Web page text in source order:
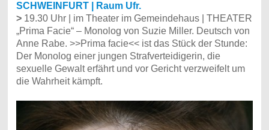
SCHWEINFURT | Raum Ufr.
> 19.30 Uhr | im Theater im Gemeindehaus | THEATER
„Prima Facie“ – Monolog von Suzie Miller. Deutsch von
Anne Rabe. >>Prima facie<< ist das Stück der Stunde:
Der Monolog einer jungen Strafverteidigerin, die
sexuelle Gewalt erfährt und vor Gericht verzweifelt um
die Wahrheit kämpft.